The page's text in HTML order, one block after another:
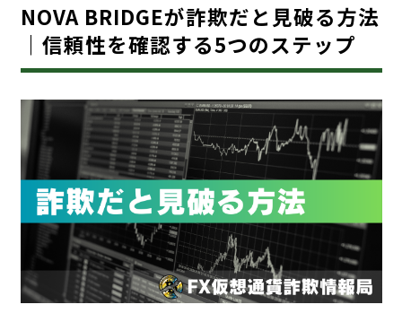
NOVA BRIDGEが詐欺だと見破る方法
｜信頼性を確認する5つのステップ